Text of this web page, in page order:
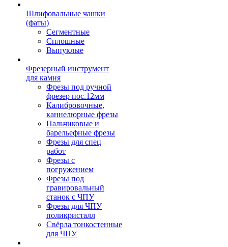
Шлифовальные чашки
(фаты)
Сегментные
Сплошные
Выпуклые
Фрезерный инструмент
для камня
Фрезы под ручной
фрезер пос.12мм
Калибровочные,
каннелюрные фрезы
Пальчиковые и
барельефные фрезы
Фрезы для спец
работ
Фрезы с
погружением
Фрезы под
гравировальный
станок с ЧПУ
Фрезы для ЧПУ
поликристалл
Свёрла тонкостенные
для ЧПУ